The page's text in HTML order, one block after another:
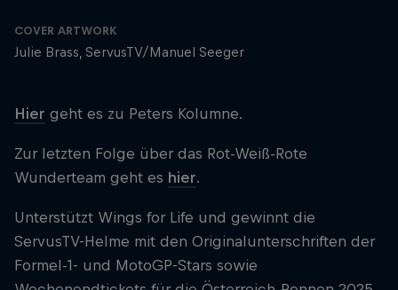
COVER ARTWORK
Julie Brass, ServusTV/Manuel Seeger
Hier geht es zu Peters Kolumne.
Zur letzten Folge über das Rot-Weiß-Rote
Wunderteam geht es hier.
Unterstützt Wings for Life und gewinnt die
ServusTV-Helme mit den Originalunterschriften der
Formel-1- und MotoGP-Stars sowie